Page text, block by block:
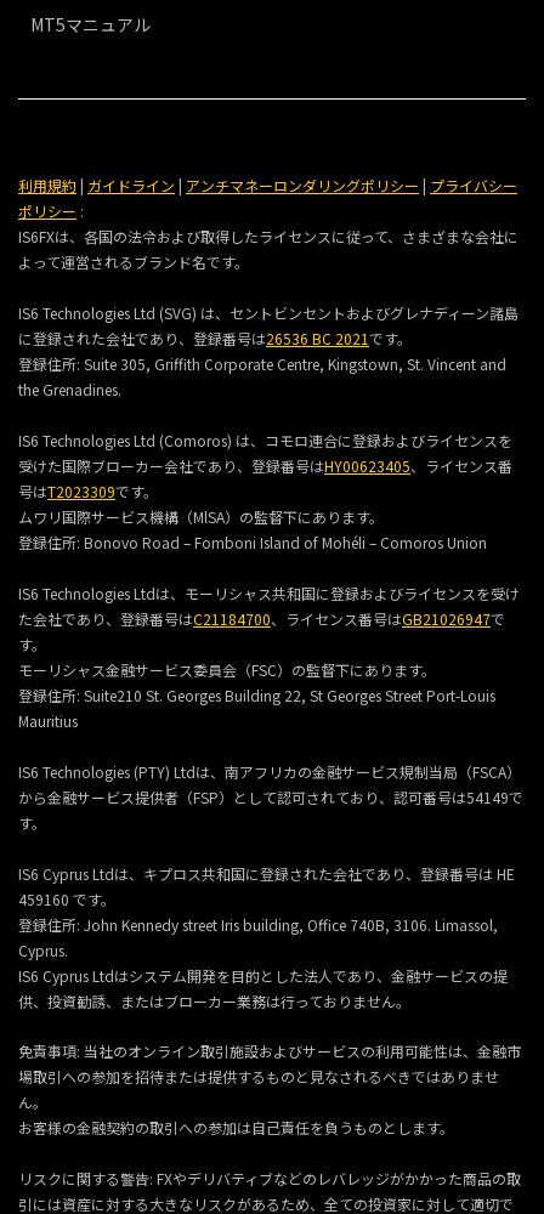
MT5マニュアル
利用規約| ガイドライン | アンチマネーロンダリングポリシー | プライバシー
ポリシー :
IS6FXは、各国の法令および取得したライセンスに従って、さまざまな会社に
よって運営されるブランド名です。
IS6 Technologies Ltd (SVG) は、セントビンセントおよびグレナディーン諸島
に登録された会社であり、登録番号は26536 BC 2021です。
登録住所: Suite 305, Griffith Corporate Centre, Kingstown, St. Vincent and
the Grenadines.
IS6 Technologies Ltd (Comoros) は、コモロ連合に登録およびライセンスを
受けた国際ブローカー会社であり、登録番号はHY00623405、ライセンス番
号はT2023309です。
ムワリ国際サービス機構（MlSA）の監督下にあります。
登録住所: Bonovo Road – Fomboni Island of Mohéli – Comoros Union
IS6 Technologies Ltdは、モーリシャス共和国に登録およびライセンスを受け
た会社であり、登録番号はC21184700、ライセンス番号はGB21026947で
す。
モーリシャス金融サービス委員会（FSC）の監督下にあります。
登録住所: Suite210 St. Georges Building 22, St Georges Street Port-Louis
Mauritius
IS6 Technologies (PTY) Ltdは、南アフリカの金融サービス規制当局（FSCA）
から金融サービス提供者（FSP）として認可されており、認可番号は54149で
す。
IS6 Cyprus Ltdは、キプロス共和国に登録された会社であり、登録番号は HE
459160 です。
登録住所: John Kennedy street Iris building, Office 740B, 3106. Limassol,
Cyprus.
IS6 Cyprus Ltdはシステム開発を目的とした法人であり、金融サービスの提
供、投資勧誘、またはブローカー業務は行っておりません。
免責事項: 当社のオンライン取引施設およびサービスの利用可能性は、金融市
場取引への参加を招待または提供するものと見なされるべきではありませ
ん。
お客様の金融契約の取引への参加は自己責任を負うものとします。
リスクに関する警告: FXやデリバティブなどのレバレッジがかかった商品の取
引には資産に対する大きなリスクがあるため、全ての投資家に対して適切で